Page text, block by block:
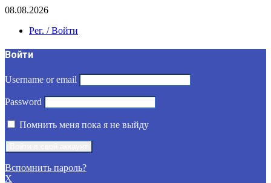
08.08.2026
Рег. / Войти
Войти
Username or email
Password
Помнить меня пока я не выйду
Вспомнить пароль?
X